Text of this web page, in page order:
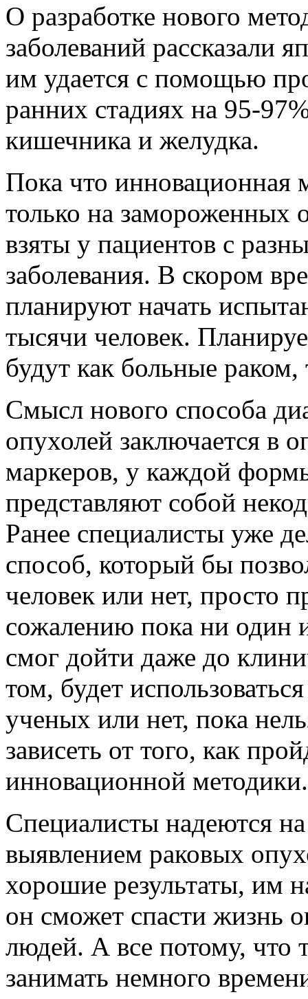
О разработке нового
заболеваний рассказали
им удается с помощью
ранних стадиях на 95-
кишечника и желудка.
Пока что инновационная
только на замороженных
взяты у пациентов с
заболевания. В скором
планируют начать
тысячи человек.
будут как больные
Смысл нового способа
опухолей заключается в
маркеров, у каждой
представляют собой
Ранее специалисты уже
способ, который бы
человек или нет, просто
сожалению пока ни один
смог дойти даже до
том, будет
ученых или нет, пока
зависеть от того, как
инновационной методики.
Специалисты надеются
выявлением раковых
хорошие результаты, им
он сможет спасти жизнь
людей. А все потому, что
занимать немного